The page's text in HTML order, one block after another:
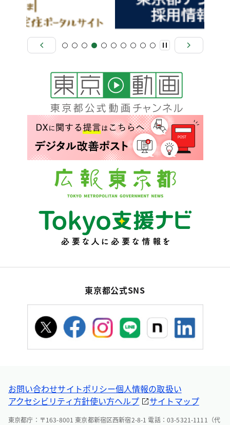
東京都公式SNS
お問い合わせサイトポリシー個人情報の取扱い
アクセシビリティ方針使い方ヘルプ サイトマップ
東京都庁：〒163-8001 東京都新宿区西新宿2-8-1 電話：03-5321-1111（代